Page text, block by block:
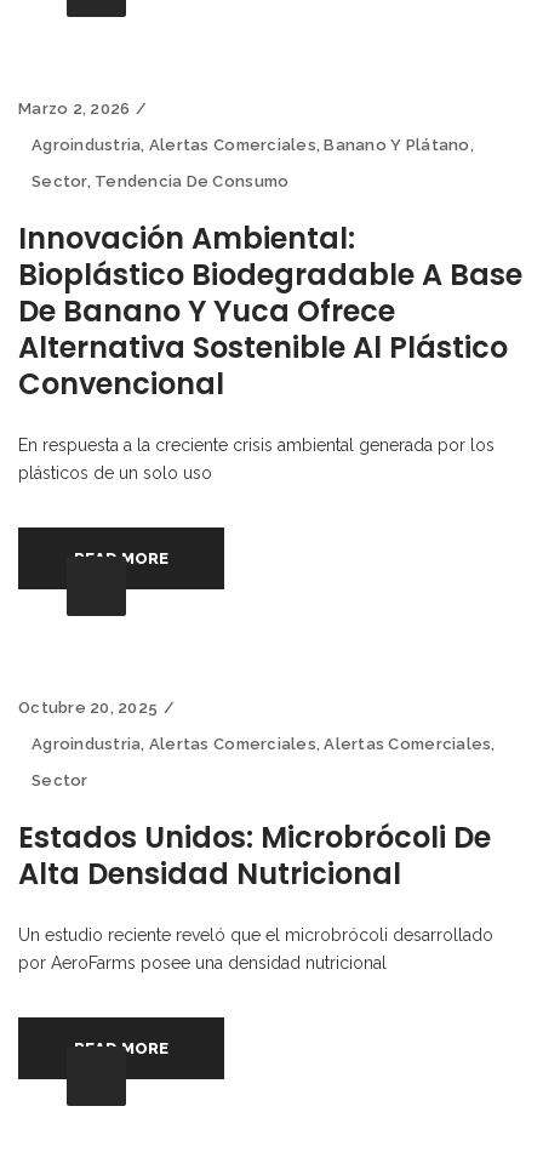
Marzo 2, 2026
Agroindustria, Alertas Comerciales,Banano Y Plátano ,
Sector, Tendencia De Consumo
Innovación Ambiental:
Bioplástico Biodegradable A Base
De Banano Y Yuca Ofrece
Alternativa Sostenible Al Plástico
Convencional
En respuesta a la creciente crisis ambiental generada por los
plásticos de un solo uso
READ MORE
Octubre 20, 2025
Agroindustria, Alertas Comerciales,Alertas Comerciales,
Sector
Estados Unidos: Microbrócoli De
Alta Densidad Nutricional
Un estudio reciente reveló que el microbrócoli desarrollado
por AeroFarms posee una densidad nutricional
READ MORE